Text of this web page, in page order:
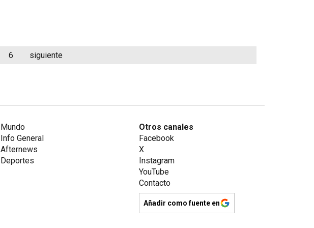
6 siguiente
Mundo
Info General
Afternews
Deportes
Otros canales
Facebook
X
Instagram
YouTube
Contacto
Añadir como fuente en